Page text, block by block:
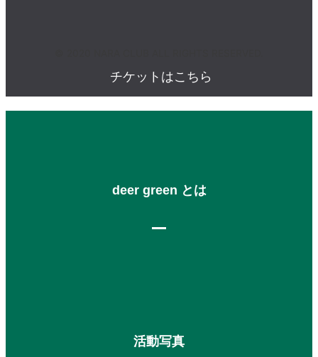
チケットはこちら
deer green とは
活動写真